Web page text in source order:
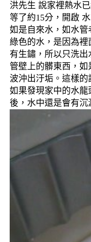
洪先生 說家裡熱水
等了約15分，開啟
如是自來水，如水
綠色的水，是因為
有生鏽，所以只洗出
管壁上的髒東西，
波沖出汙垢。這樣的
如果發現家中的水
後，水中還是會有沉